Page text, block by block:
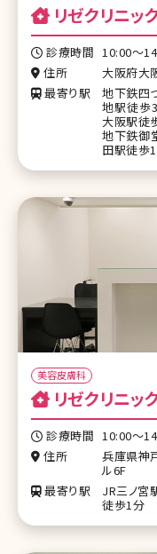
リゼクリニッ
診療時間 10:00～
住所
大阪府大
最寄り駅
地下鉄四
地駅徒歩
大阪駅徒
地下鉄御
田駅徒歩
美容皮膚科
リゼクリニッ
診療時間 10:00～
住所
兵庫県神
ル6F
最寄り駅
JR三ノ宮
徒歩1分